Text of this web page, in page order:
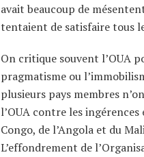
avait beaucoup de
tentaient de satisfaire tous
On critique souvent l’OUA
pragmatisme ou
plusieurs pays membres
l’OUA contre les
Congo, de l’Angola et du
L’effondrement de